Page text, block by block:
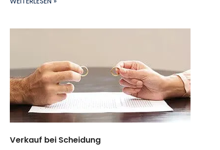
Verkauf bei Scheidung